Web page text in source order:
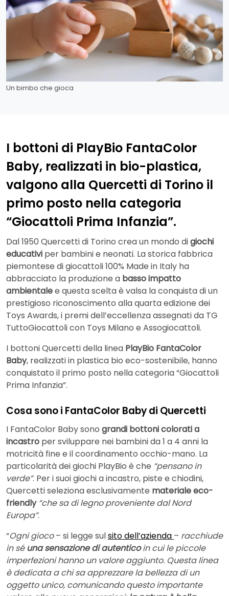
Un bimbo che gioca
I bottoni di PlayBio FantaColor
Baby, realizzati in bio-plastica,
valgono alla Quercetti di Torino il
primo posto nella categoria
“Giocattoli Prima Infanzia”.
Dal 1950 Quercetti di Torino crea un mondo digiochi
educativi per bambini e neonati. La storica fabbrica
piemontese di giocattoli 100% Made in Italy ha
abbracciato la produzione a basso impatto
ambientalee questa scelta è valsa la conquista di un
prestigioso riconoscimento alla quarta edizione dei
Toys Awards, i premi dell’eccellenza assegnati da TG
TuttoGiocattoli con Toys Milano e Assogiocattoli.
I bottoni Quercetti della linea PlayBio FantaColor
Baby, realizzati in plastica bio eco-sostenibile, hanno
conquistato il primo posto nella categoria “Giocattoli
Prima Infanzia”.
Cosa sono i FantaColor Baby di Quercetti
I FantaColor Baby sono grandi bottoni coloratia
incastro per sviluppare nei bambini da 1 a 4 anni la
motricità fine e il coordinamento occhio-mano. La
particolarità dei giochi PlayBio è che “pensano in
verde”. Per i suoi giochi a incastro, piste e chiodini,
Quercetti seleziona esclusivamente materiale eco-
friendly “che sa di legno proveniente dal Nord
Europa”.
“Ogni gioco– si legge sulsito dell’azienda – racchiude
in sé una sensazione di autenticoin cui le piccole
imperfezioni hanno un valore aggiunto. Questa linea
è dedicata a chi sa apprezzare la bellezza di un
oggetto unico, comunicando questo importante